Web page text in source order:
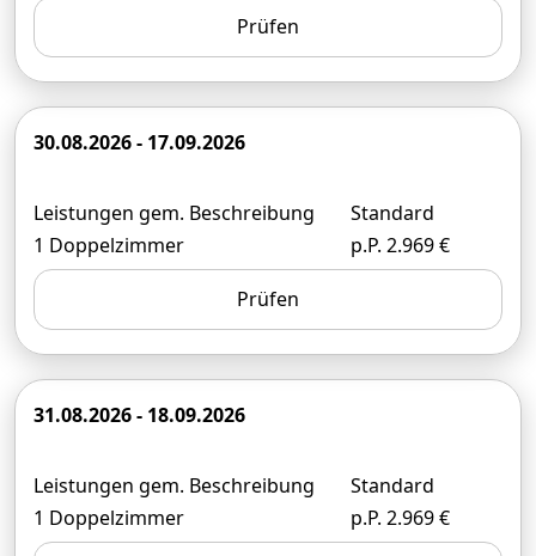
Prüfen
30.08.2026 - 17.09.2026
Leistungen gem. Beschreibung
1 Doppelzimmer
Standard
p.P. 2.969 €
Prüfen
31.08.2026 - 18.09.2026
Leistungen gem. Beschreibung
1 Doppelzimmer
Standard
p.P. 2.969 €